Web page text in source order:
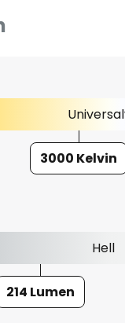
3000 Kelvin
Hell
214 Lumen